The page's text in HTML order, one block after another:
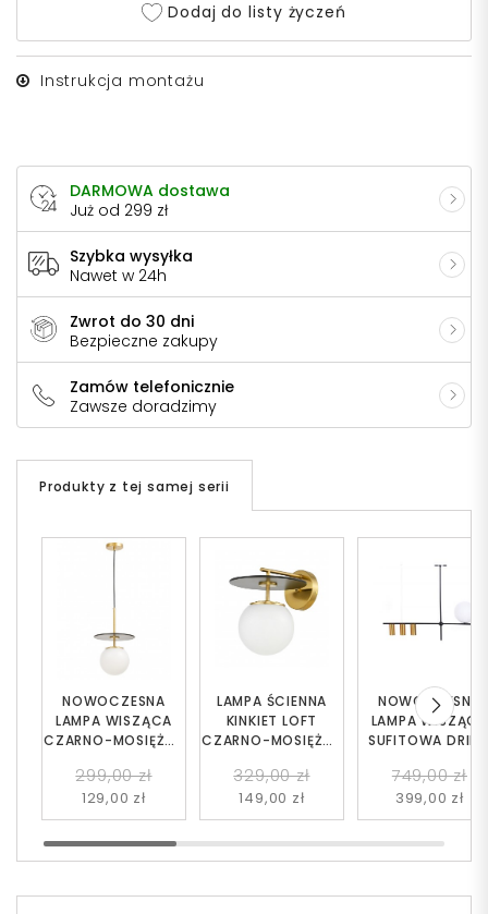
Dodaj do listy życzeń
Instrukcja montażu
DARMOWA dostawa
Już od 299 zł
Szybka wysyłka
Nawet w 24h
Zwrot do 30 dni
Bezpieczne zakupy
Zamów telefonicznie
Zawsze doradzimy
Produkty z tej samej serii
NOWOCZESNA
LAMPA WISZĄCA
CZARNO-MOSIĘŻNA
299,00 zł
129,00 zł
LAMPA ŚCIENNA
KINKIET LOFT
CZARNO-MOSIĘŻNA
329,00 zł
149,00 zł
NOWOCZESNA
LAMPA WISZĄCA
SUFITOWA
749,00 zł
399,00 zł